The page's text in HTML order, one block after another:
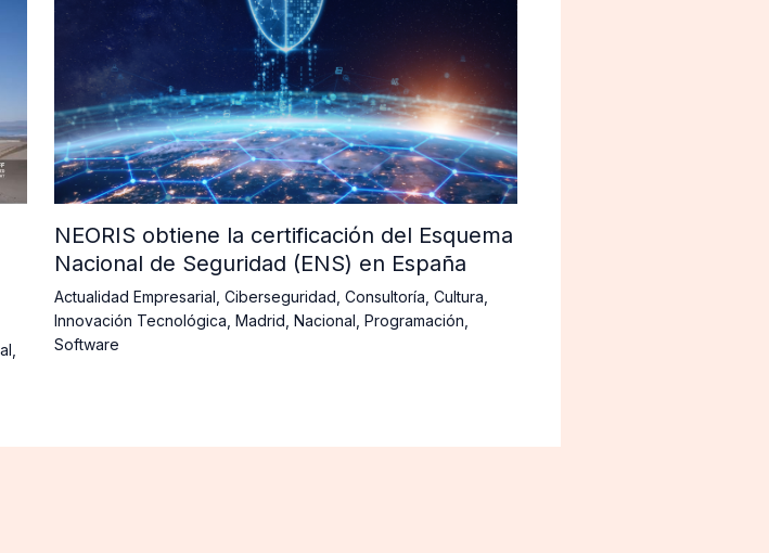
NEORIS obtiene la certificación del Esquema
Nacional de Seguridad (ENS) en España
Actualidad Empresarial Ciberseguridad Consultoría Cultura
Innovación Tecnológica Madrid Nacional Programación
Software